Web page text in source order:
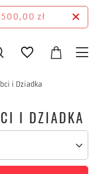
zł
i Dziadka
I DZIADKA